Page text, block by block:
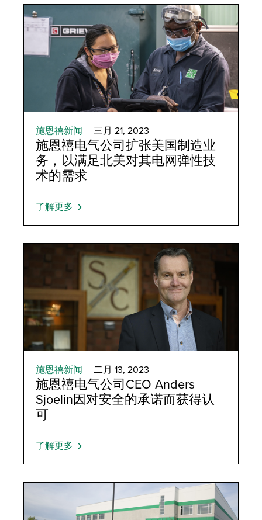
施恩禧新闻 三月 21, 2023
施恩禧电气公司扩张美国制造业
务，以满足北美对其电网弹性技
术的需求
了解更多
施恩禧新闻 二月 13, 2023
施恩禧电气公司CEO Anders
Sjoelin因对安全的承诺而获得认
可
了解更多